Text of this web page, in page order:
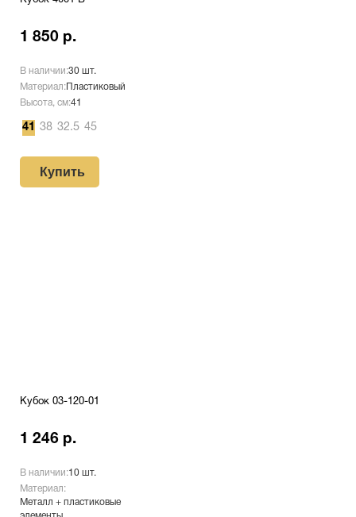
1 850 р.
В наличии:30 шт.
Материал: Пластиковый
Высота, см:41
41 38 32.5 45
Купить
Кубок 03-120-01
1 246 р.
В наличии:10 шт.
Материал:
Металл + пластиковые